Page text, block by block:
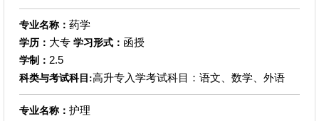
专业名称： 药学
学历： 大专 学习形式： 函授
学制： 2.5
科类与考试科目:高升专入学考试科目：语文、数学、外语
专业名称： 护理